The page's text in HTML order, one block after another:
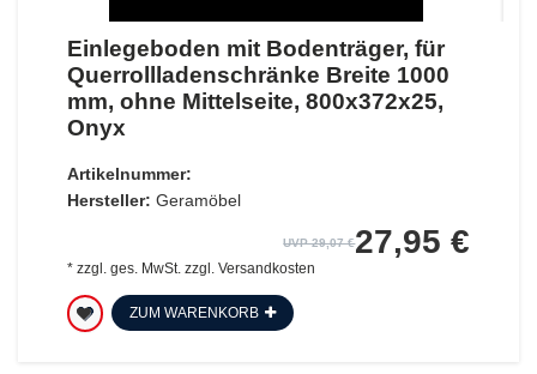
Einlegeboden mit Bodenträger, für
Querrollladenschränke Breite 1000
mm, ohne Mittelseite, 800x372x25,
Onyx
Artikelnummer:
Hersteller: Geramöbel
UVP 29,07 €27,95 €
* zzgl. ges. MwSt.zzgl. Versandkosten
ZUM WARENKORB